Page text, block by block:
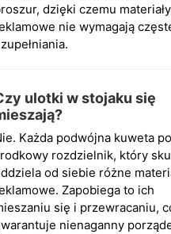
dzięki czemu materiały
nie wymagają
ulotki w stojaku się
Każda podwójna kuweta
rozdzielnik, który
od siebie różne
Zapobiega to ich
się i przewracaniu,
nienaganny